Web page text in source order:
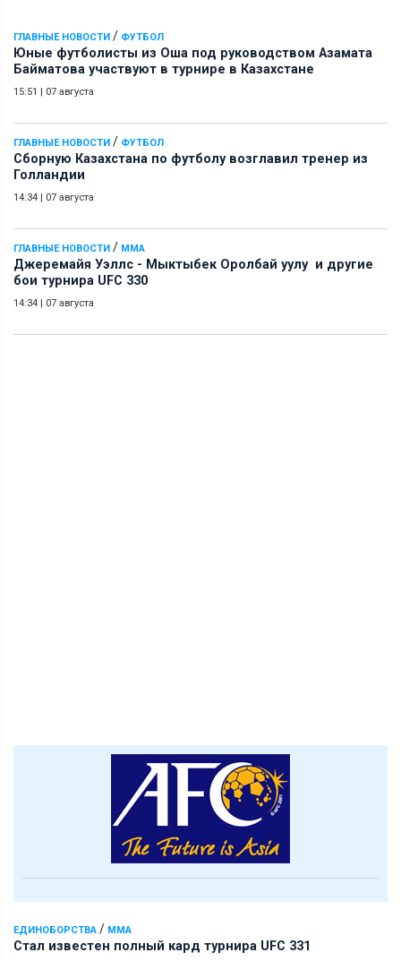
ГЛАВНЫЕ НОВОСТИ / ФУТБОЛ
Юные футболисты из Оша под руководством Азамата
Байматова участвуют в турнире в Казахстане
15:51 | 07 августа
ГЛАВНЫЕ НОВОСТИ / ФУТБОЛ
Сборную Казахстана по футболу возглавил тренер из
Голландии
14:34 | 07 августа
ГЛАВНЫЕ НОВОСТИ / ММА
Джеремайя Уэллс - Мыктыбек Оролбай уулу и другие
бои турнира UFC 330
14:34 | 07 августа
ЕДИНОБОРСТВА / ММА
Стал известен полный кард турнира UFC 331